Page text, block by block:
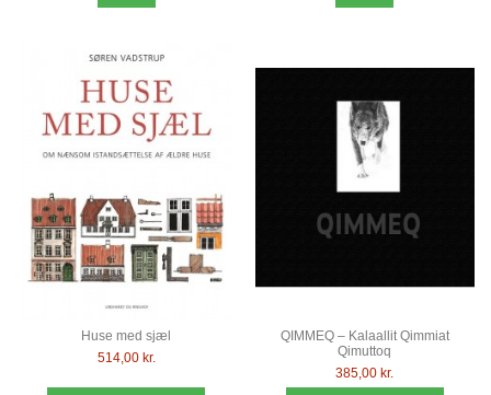
Huse med sjæl
514,00 kr.
QIMMEQ – Kalaallit Qimmiat
Qimuttoq
385,00 kr.